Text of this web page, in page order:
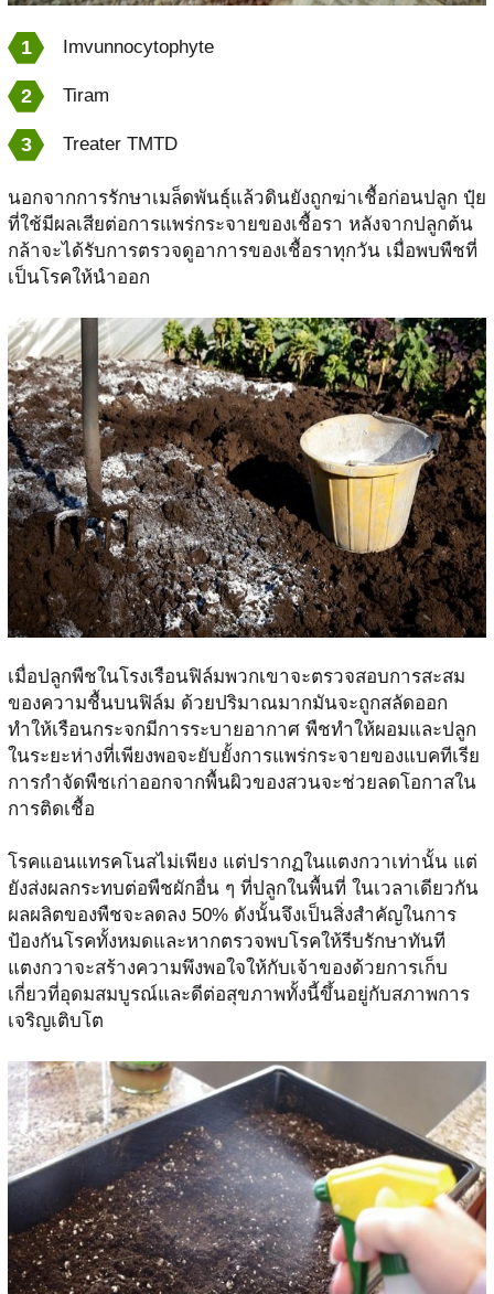
Imvunnocytophyte
Tiram
Treater TMTD
นอกจากการรักษาเมล็ดพันธุ์แล้วดินยังถูกฆ่าเชื้อก่อนปลูก ปุ๋ย
ที่ใช้มีผลเสียต่อการแพร่กระจายของเชื้อรา หลังจากปลูกต้น
กล้าจะได้รับการตรวจดูอาการของเชื้อราทุกวัน เมื่อพบพืชที่
เป็นโรคให้นำออก
เมื่อปลูกพืชในโรงเรือนฟิล์มพวกเขาจะตรวจสอบการสะสม
ของความชื้นบนฟิล์ม ด้วยปริมาณมากมันจะถูกสลัดออก
ทำให้เรือนกระจกมีการระบายอากาศ พืชทำให้ผอมและปลูก
ในระยะห่างที่เพียงพอจะยับยั้งการแพร่กระจายของแบคทีเรีย
การกำจัดพืชเก่าออกจากพื้นผิวของสวนจะช่วยลดโอกาสใน
การติดเชื้อ
โรคแอนแทรคโนสไม่เพียง แต่ปรากฏในแตงกวาเท่านั้น แต่
ยังส่งผลกระทบต่อพืชผักอื่น ๆ ที่ปลูกในพื้นที่ ในเวลาเดียวกัน
ผลผลิตของพืชจะลดลง 50% ดังนั้นจึงเป็นสิ่งสำคัญในการ
ป้องกันโรคทั้งหมดและหากตรวจพบโรคให้รีบรักษาทันที
แตงกวาจะสร้างความพึงพอใจให้กับเจ้าของด้วยการเก็บ
เกี่ยวที่อุดมสมบูรณ์และดีต่อสุขภาพทั้งนี้ขึ้นอยู่กับสภาพการ
เจริญเติบโต